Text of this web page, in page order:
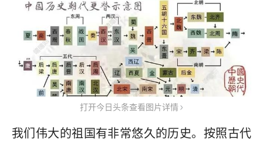
打开今日头条查看图片详情
我们伟大的祖国有非常悠久的历史。按照古代